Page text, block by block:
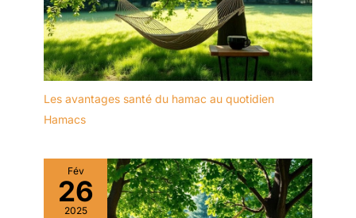
Les avantages santé du hamac au quotidien
Hamacs
Fév
26
2025